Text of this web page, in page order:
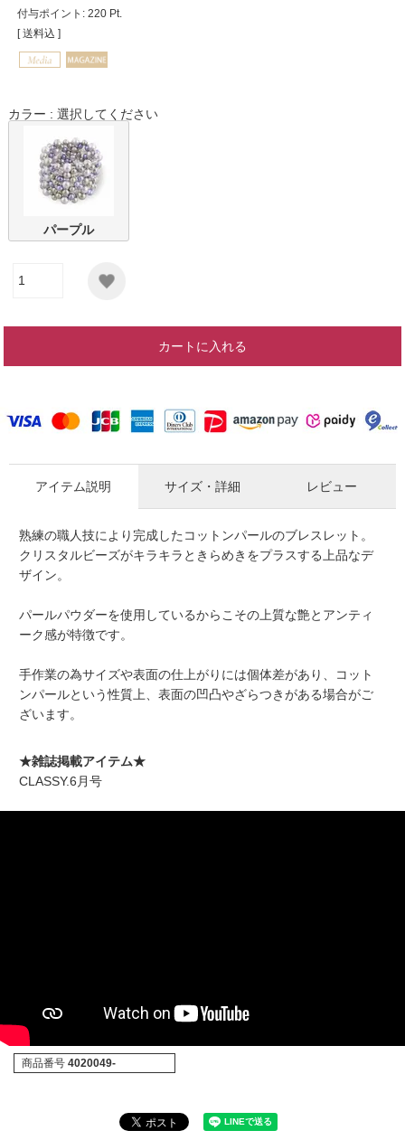
付与ポイント: 220 Pt.
送料込
カラー 選択してください
パープル
カートに入れる
アイテム説明
熟練の職人技により完成したコットンパールのブレスレット。
クリスタルビーズがキラキラときらめきをプラスする上品なデ
ザイン。
パールパウダーを使用しているからこその上質な艶とアンティ
ーク感が特徴です。
手作業の為サイズや表面の仕上がりには個体差があり、コット
ンパールという性質上、表面の凹凸やざらつきがある場合がご
ざいます。
★雑誌掲載アイテム★
CLASSY.6月号
サイズ・詳細 レビュー
商品番号 4020049-